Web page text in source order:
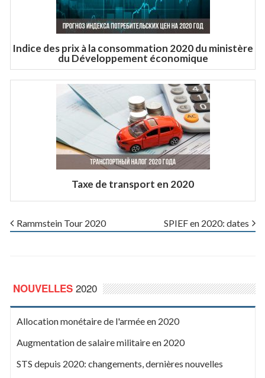
Indice des prix à la consommation 2020 du ministère
du Développement économique
Taxe de transport en 2020
Rammstein Tour 2020 SPIEF en 2020: dates
NOUVELLES2020
Allocation monétaire de l'armée en 2020
Augmentation de salaire militaire en 2020
STS depuis 2020: changements, dernières nouvelles